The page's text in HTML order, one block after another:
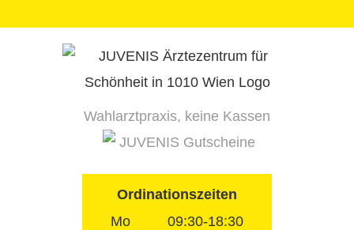
Ordinationszeiten
Mo
09:30-18:30
Wahlarztpraxis, keine Kassen
JUVENIS Gutscheine